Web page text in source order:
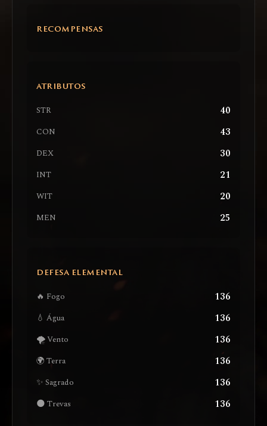
RECOMPENSAS
ATRIBUTOS
STR 40
CON 43
DEX 30
INT 21
WIT 20
MEN 25
DEFESA ELEMENTAL
🔥 Fogo 136
💧 Água 136
🌪️ Vento 136
🌍 Terra 136
✨ Sagrado 136
🌑 Trevas 136